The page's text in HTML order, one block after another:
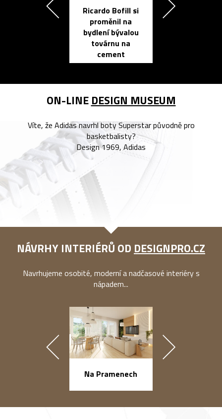
Ricardo Bofill si
proměnil na
bydlení bývalou
továrnu na
cement
ON-LINE DESIGN MUSEUM
Víte, že Adidas navrhl boty Superstar původně pro
basketbalisty?
Design 1969, Adidas
NÁVRHY INTERIÉRŮ OD DESIGNPRO.CZ
Navrhujeme osobité, moderní a nadčasové interiéry s
nápadem...
Na Pramenech